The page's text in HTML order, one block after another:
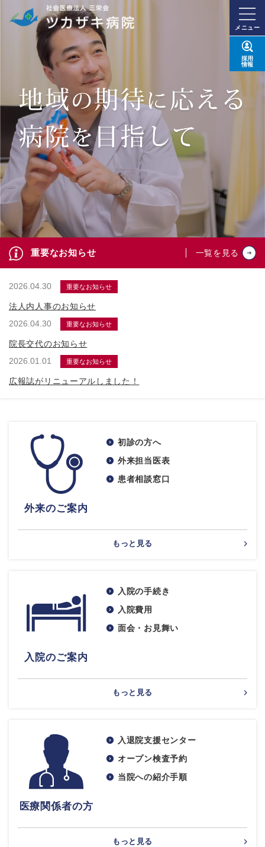
メニュー
採用
情報
重要なお知らせ 一覧を見る
2026.04.30 重要なお知らせ
法人内人事のお知らせ
2026.04.30
重要なお知らせ
院長交代のお知らせ
2026.01.01
重要なお知らせ
広報誌がリニューアルしました！
外来のご案内
初診の方へ
外来担当医表
患者相談窓口
もっと見る
入院のご案内
入院の手続き
入院費用
面会・お見舞い
もっと見る
医療関係者の方
入退院支援センター
オープン検査予約
当院への紹介手順
もっと見る